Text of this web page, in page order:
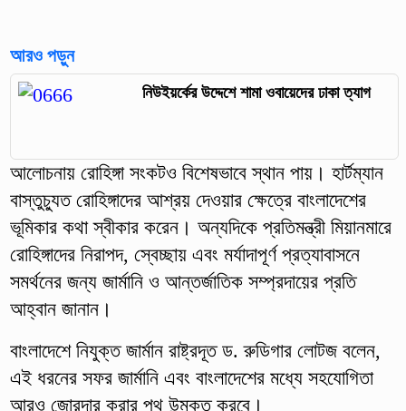
আরও পড়ুন
নিউইয়র্কের উদ্দেশে শামা ওবায়েদের ঢাকা ত্যাগ
আলোচনায় রোহিঙ্গা সংকটও বিশেষভাবে স্থান পায়। হার্টম্যান
বাস্তুচ্যুত রোহিঙ্গাদের আশ্রয় দেওয়ার ক্ষেত্রে বাংলাদেশের
ভূমিকার কথা স্বীকার করেন। অন্যদিকে প্রতিমন্ত্রী মিয়ানমারে
রোহিঙ্গাদের নিরাপদ, স্বেচ্ছায় এবং মর্যাদাপূর্ণ প্রত্যাবাসনে
সমর্থনের জন্য জার্মানি ও আন্তর্জাতিক সম্প্রদায়ের প্রতি
আহ্বান জানান।
বাংলাদেশে নিযুক্ত জার্মান রাষ্ট্রদূত ড. রুডিগার লোটজ বলেন,
এই ধরনের সফর জার্মানি এবং বাংলাদেশের মধ্যে সহযোগিতা
আরও জোরদার করার পথ উন্মুক্ত করবে।